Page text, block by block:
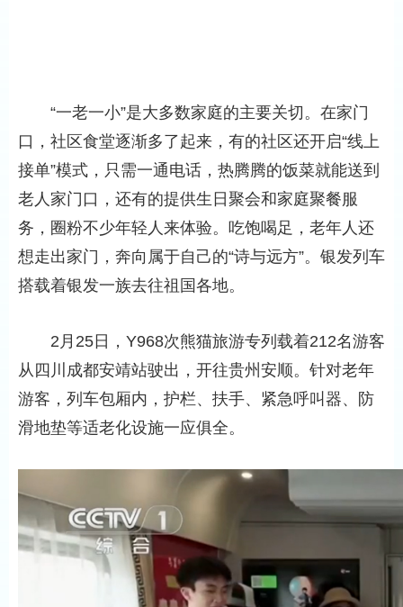
“一老一小”是大多数家庭的主要关切。在家门
口，社区食堂逐渐多了起来，有的社区还开启“线上
接单”模式，只需一通电话，热腾腾的饭菜就能送到
老人家门口，还有的提供生日聚会和家庭聚餐服
务，圈粉不少年轻人来体验。吃饱喝足，老年人还
想走出家门，奔向属于自己的“诗与远方”。银发列车
搭载着银发一族去往祖国各地。
2月25日，Y968次熊猫旅游专列载着212名游客
从四川成都安靖站驶出，开往贵州安顺。针对老年
游客，列车包厢内，护栏、扶手、紧急呼叫器、防
滑地垫等适老化设施一应俱全。